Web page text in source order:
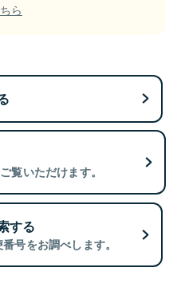
ら
覧いただけます。
する
号をお調べします。